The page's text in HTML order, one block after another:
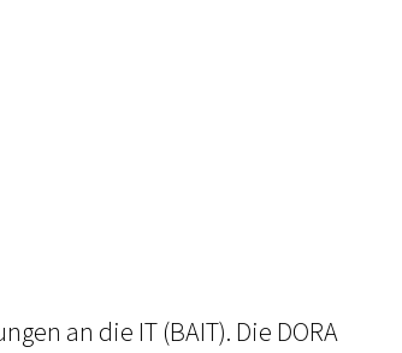
an die IT (BAIT). Die DORA